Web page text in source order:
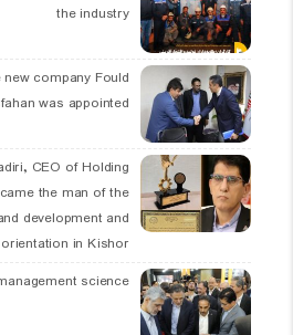
the industry
company Fould
was appointed
CEO of Holding
the man of the
development and
in Kishor
science